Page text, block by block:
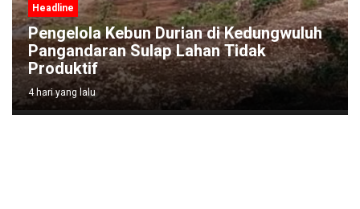
Headline
Pengelola Kebun Durian di Kedungwuluh
Pangandaran Sulap Lahan Tidak
Produktif ‎
4 hari yang lalu